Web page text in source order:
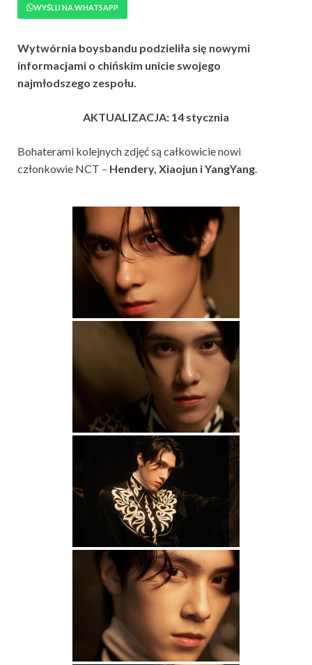
WYŚLIJ NA WHATSAPP
Wytwórnia boysbandu podzieliła się nowymi
informacjami o chińskim unicie swojego
najmłodszego zespołu.
AKTUALIZACJA: 14 stycznia
Bohaterami kolejnych zdjęć są całkowicie nowi
członkowie NCT – Hendery, Xiaojun i YangYang.